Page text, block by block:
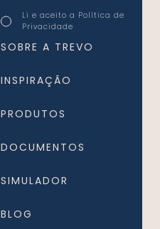
Consentimento
*
Li e aceito a Política de
Privacidade
SOBRE A TREVO
INSPIRAÇÃO
PRODUTOS
DOCUMENTOS
SIMULADOR
BLOG